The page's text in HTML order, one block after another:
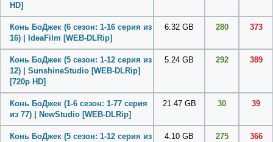
HD]
Конь БоДжек (6 сезон: 1-16 серия из
16) | IdeaFilm [WEB-DLRip]
6.32 GB 280 373
Конь БоДжек (5 сезон: 1-12 серия из
12) | SunshineStudio [WEB-DLRip]
[720p HD]
5.24 GB 292 389
Конь БоДжек (1-6 сезон: 1-77 серия
из 77) | NewStudio [WEB-DLRip]
21.47 GB 30 39
Конь БоДжек (5 сезон: 1-12 серия из
4.10 GB 275 366